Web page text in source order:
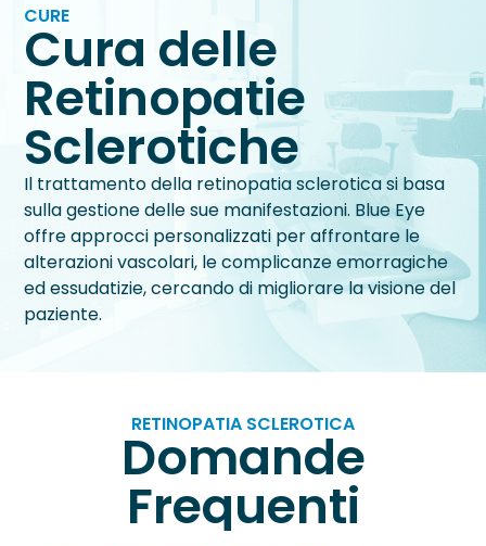
CURE
Cura delle
Retinopatie
Sclerotiche
Il trattamento della retinopatia sclerotica si basa
sulla gestione delle sue manifestazioni. Blue Eye
offre approcci personalizzati per affrontare le
alterazioni vascolari, le complicanze emorragiche
ed essudatizie, cercando di migliorare la visione del
paziente.
RETINOPATIA SCLEROTICA
Domande
Frequenti